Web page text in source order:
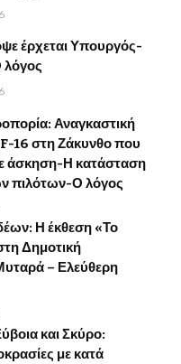
έρχεται Υπουργός-
λόγος
Αναγκαστική
16 στη Ζάκυνθο που
άσκηση-Η κατάσταση
πιλότων-Ο λόγος
Η έκθεση «Το
Δημοτική
– Ελεύθερη
και Σκύρο:
με κατά